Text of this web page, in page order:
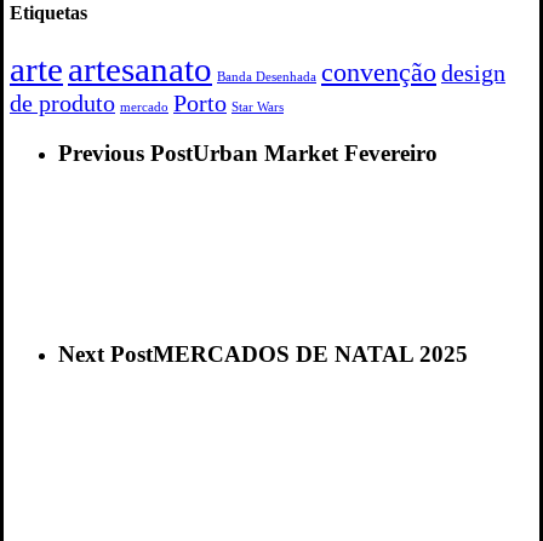
Etiquetas
arteartesanato Banda Desenhada convençãodesign
de produto mercado Porto Star Wars
Previous PostUrban Market Fevereiro
Next PostMERCADOS DE NATAL 2025